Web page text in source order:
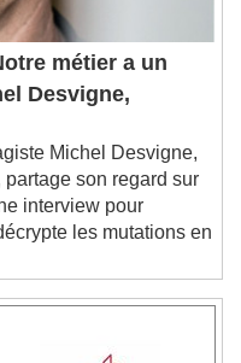
will cancel
métier a un
Desvigne,
Michel Desvigne,
son regard sur
interview pour
les mutations en